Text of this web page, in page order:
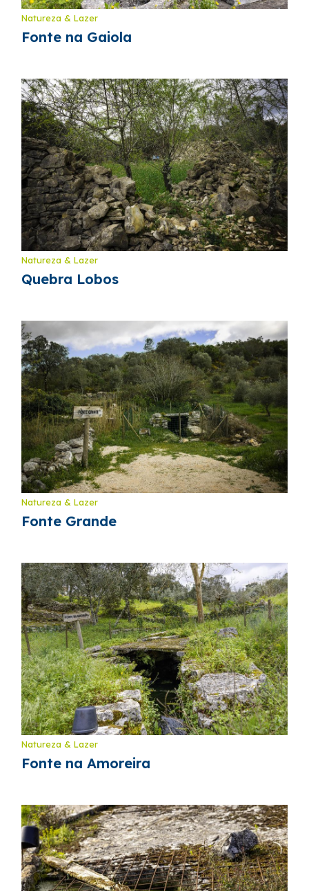
Natureza & Lazer
Fonte na Gaiola
Natureza & Lazer
Quebra Lobos
Natureza & Lazer
Fonte Grande
Natureza & Lazer
Fonte na Amoreira